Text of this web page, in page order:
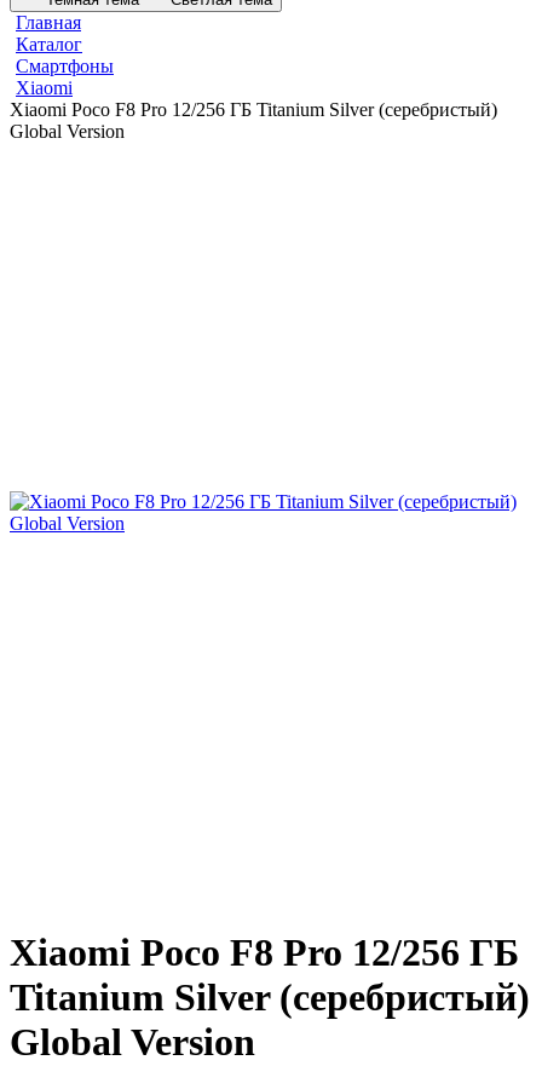
Главная
Каталог
Смартфоны
Xiaomi
Xiaomi Poco F8 Pro 12/256 ГБ Titanium Silver (серебристый)
Global Version
Xiaomi Poco F8 Pro 12/256 ГБ
Titanium Silver (серебристый)
Global Version